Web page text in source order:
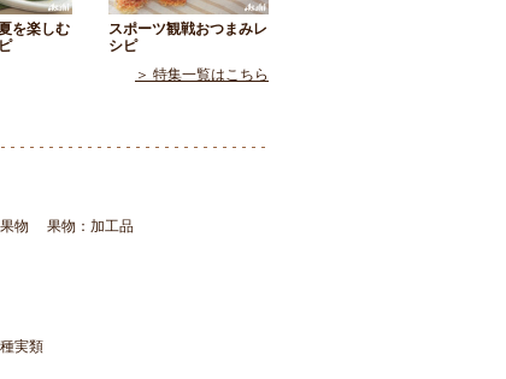
を楽しむ
スポーツ観戦おつまみレ
シピ
＞ 特集一覧はこちら
果物 果物：加工品
種実類